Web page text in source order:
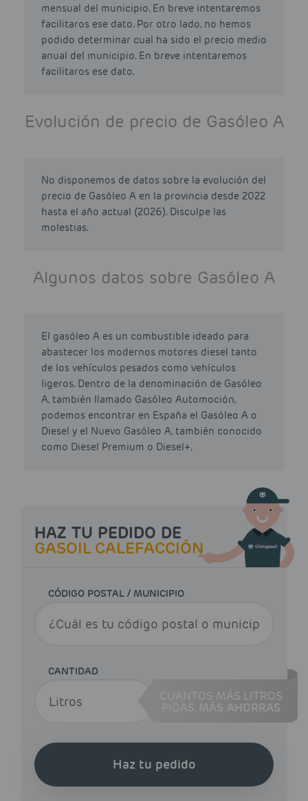
mensual del municipio. En breve intentaremos
facilitaros ese dato. Por otro lado, no hemos
podido determinar cual ha sido el precio medio
anual del municipio. En breve intentaremos
facilitaros ese dato.
Evolución de precio de Gasóleo A
No disponemos de datos sobre la evolución del
precio de Gasóleo A en la provincia desde 2022
hasta el año actual (2026). Disculpe las
molestias.
Algunos datos sobre Gasóleo A
El gasóleo A es un combustible ideado para
abastecer los modernos motores diesel tanto
de los vehículos pesados como vehículos
ligeros. Dentro de la denominación de Gasóleo
A, también llamado Gasóleo Automoción,
podemos encontrar en España el Gasóleo A o
Diesel y el Nuevo Gasóleo A, también conocido
como Diesel Premium o Diesel+.
HAZ TU PEDIDO DE
GASOIL CALEFACCIÓN
CÓDIGO POSTAL / MUNICIPIO
CANTIDAD
CUANTOS MÁS LITROS
MÁS AHORRAS
Haz tu pedido